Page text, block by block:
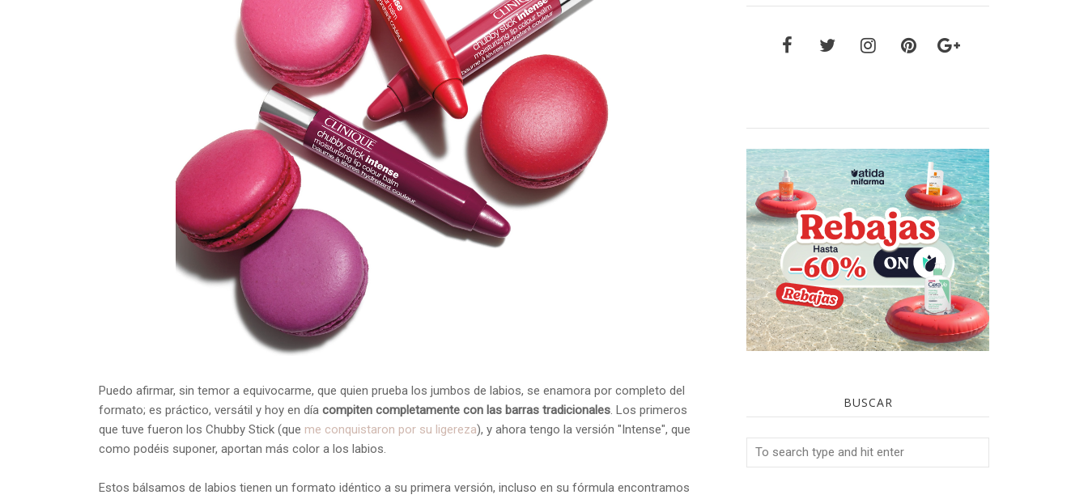
Puedo afirmar, sin temor a equivocarme, que quien prueba los jumbos de labios, se enamora por completo del
formato; es práctico, versátil y hoy en día compiten completamente con las barras tradicionales. Los primeros
que tuve fueron los Chubby Stick (que me conquistaron por su ligereza), y ahora tengo la versión "Intense", que
como podéis suponer, aportan más color a los labios.
Estos bálsamos de labios tienen un formato idéntico a su primera versión, incluso en su fórmula encontramos
BUSCAR